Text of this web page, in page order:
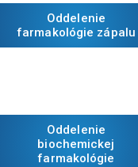
Oddelenie
farmakológie zápalu
Oddelenie
biochemickej
farmakológie